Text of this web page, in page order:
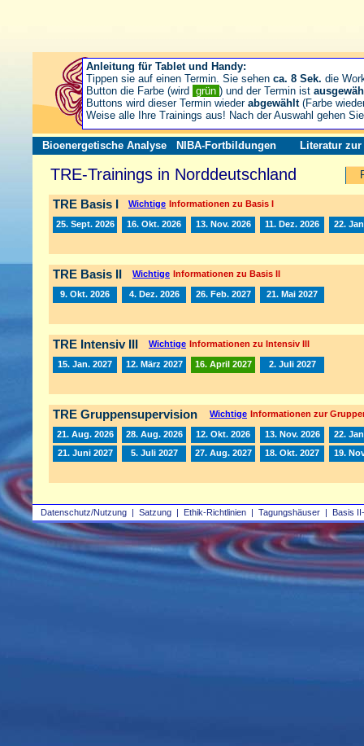
Datenschutz/Nutzung | Satzung | Ethik-Richtlinien | Tagungshäuser | Basis
Bioenergetische Analyse NIBA-Fortbildungen Literatur zur
TRE-Trainings in Norddeutschland
TRE Basis I Wichtige Informationen zu Basis I
25. Sept. 2026 16. Okt. 2026 13. Nov. 2026 11. Dez. 2026 22.
TRE Basis II Wichtige Informationen zu Basis II
9. Okt. 2026 4. Dez. 2026 26. Feb. 2027 21. Mai 2027
TRE Intensiv III Wichtige Informationen zu Intensiv III
15. Jan. 2027 12. März 2027 16. April 2027 2. Juli 2027
TRE Gruppensupervision Wichtige Informationen zur
21. Aug. 2026 28. Aug. 2026 12. Okt. 2026 13. Nov. 2026
22.
21. Juni 2027
5. Juli 2027 27. Aug. 2027 18. Okt. 2027 19.
Anleitung für Tablet und Handy:
Tippen sie auf einen Termin. Sie sehen ca. 8 Sek. die
Button die Farbe (wird grün ) und der Termin ist
Buttons wird dieser Termin wieder abgewählt(Farbe
Weise alle Ihre Trainings aus! Nach der Auswahl gehen